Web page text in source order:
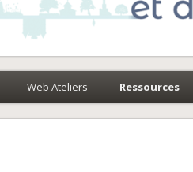
Web Ateliers Ressources